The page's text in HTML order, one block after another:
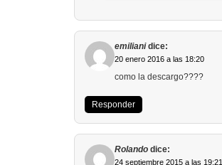
emiliani dice:
20 enero 2016 a las 18:20
como la descargo????
Responder
Rolando dice:
24 septiembre 2015 a las 19:21